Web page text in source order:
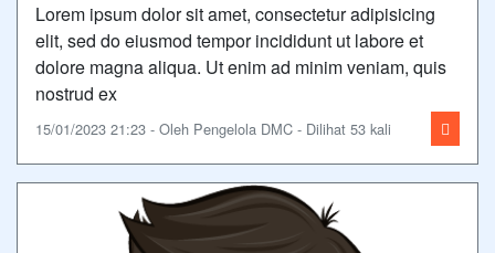
Lorem ipsum dolor sit amet, consectetur adipisicing
elit, sed do eiusmod tempor incididunt ut labore et
dolore magna aliqua. Ut enim ad minim veniam, quis
nostrud ex
15/01/2023 21:23 - Oleh Pengelola DMC - Dilihat 53 kali